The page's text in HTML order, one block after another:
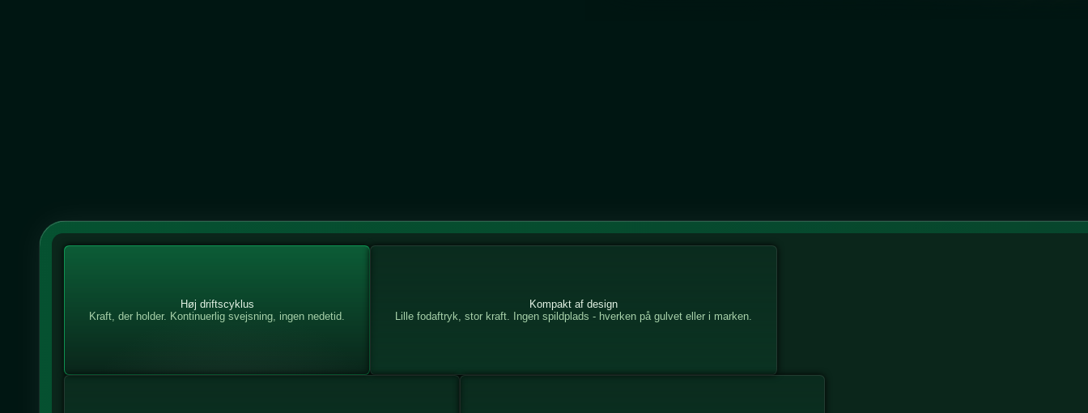
Høj driftscyklus
Kraft, der holder. Kontinuerlig svejsning, ingen nedetid.
Kompakt af design
Lille fodaftryk, stor kraft. Ingen spildplads - hverken på gulvet eller i marken.